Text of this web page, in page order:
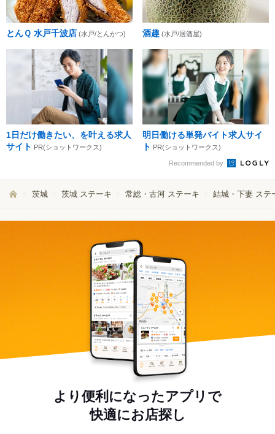
とんＱ 水戸千波店 (水戸/とんかつ) 酒趣 (水戸/居酒屋)
1日だけ働きたい、を叶える求人
サイト PR(ショットワークス)
明日働ける単発バイト求人サイ
ト PR(ショットワークス)
Recommended by
茨城 茨城 ステーキ 常総・古河 ステーキ 結城・下妻 ステ
より便利になったアプリで
快適にお店探し